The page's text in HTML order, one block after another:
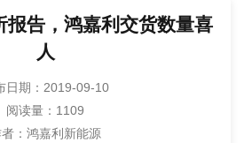
报告，鸿嘉利交货数量喜
人
日期：2019-09-10
阅读量： 1109
：鸿嘉利新能源